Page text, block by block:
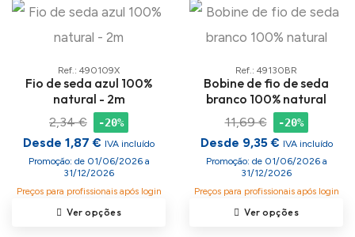
Ref.: 490109X
Fio de seda azul 100%
natural - 2m
2,34 € -20%
Desde 1,87 € IVA incluído
Promoção: de 01/06/2026 a
31/12/2026
Preços para profissionais após login
Ver opções
Ref.: 49130BR
Bobine de fio de seda
branco 100% natural
11,69 € -20%
Desde 9,35 € IVA incluído
Promoção: de 01/06/2026 a
31/12/2026
Preços para profissionais após login
Ver opções